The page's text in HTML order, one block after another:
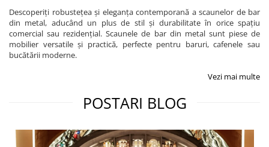
Descoperiți robustețea și eleganța contemporană a scaunelor de bar
din metal, aducând un plus de stil și durabilitate în orice spațiu
comercial sau rezidențial. Scaunele de bar din metal sunt piese de
mobilier versatile și practică, perfecte pentru baruri, cafenele sau
bucătării moderne.
Vezi mai multe
POSTARI BLOG